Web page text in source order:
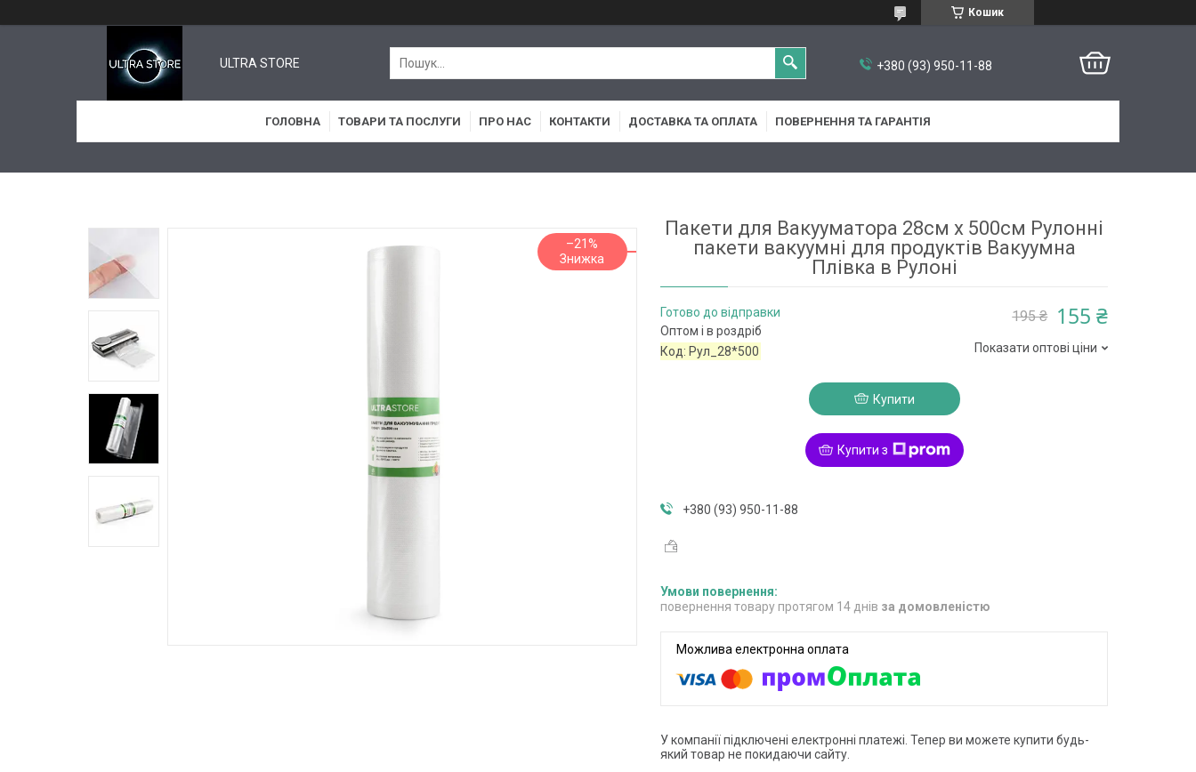
Кошик
ULTRA STORE +380 (93) 950-11-88
ГОЛОВНА ТОВАРИ ТА ПОСЛУГИ ПРО НАС КОНТАКТИ ДОСТАВКА ТА ОПЛАТА ПОВЕРНЕННЯ ТА ГАРАНТІЯ
–21%
Пакети для Вакууматора 28см х 500см Рулонні
пакети вакуумні для продуктів Вакуумна
Плівка в Рулоні
Готово до відправки
Оптом і в роздріб
Код: Рул_28*500
195 ₴ 155 ₴
Показати оптові ціни
Купити
Купити з
+380 (93) 950-11-88
повернення товару протягом 14 днів за домовленістю
У компанії підключені електронні платежі. Тепер ви можете купити будь-
який товар не покидаючи сайту.